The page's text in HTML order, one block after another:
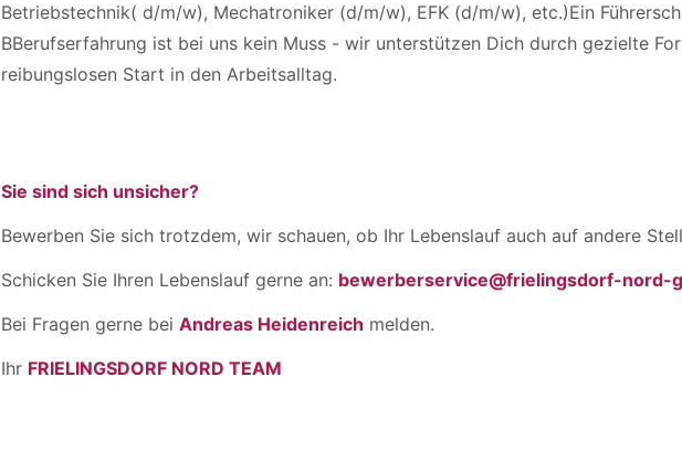
Betriebstechnik( d/m/w), Mechatroniker (d/m/w), EFK (d/m/w), etc.)Ein
BBerufserfahrung ist bei uns kein Muss - wir unterstützen Dich durch gezielte
reibungslosen Start in den Arbeitsalltag.
Sie sind sich unsicher?
Bewerben Sie sich trotzdem, wir schauen, ob Ihr Lebenslauf auch auf andere
Schicken Sie Ihren Lebenslauf gerne an: bewerberservice@frielingsdorf-nord-
Bei Fragen gerne bei Andreas Heidenreich melden.
Ihr FRIELINGSDORF NORD TEAM